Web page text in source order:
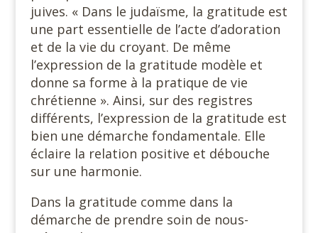
juives. « Dans le judaïsme, la gratitude est
une part essentielle de l’acte d’adoration
et de la vie du croyant. De même
l’expression de la gratitude modèle et
donne sa forme à la pratique de vie
chrétienne ». Ainsi, sur des registres
différents, l’expression de la gratitude est
bien une démarche fondamentale. Elle
éclaire la relation positive et débouche
sur une harmonie.
Dans la gratitude comme dans la
démarche de prendre soin de nous-